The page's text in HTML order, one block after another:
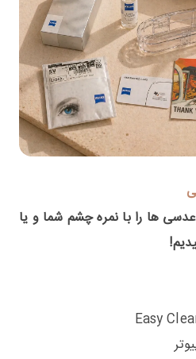
ها را با نمره چشم شما و یا